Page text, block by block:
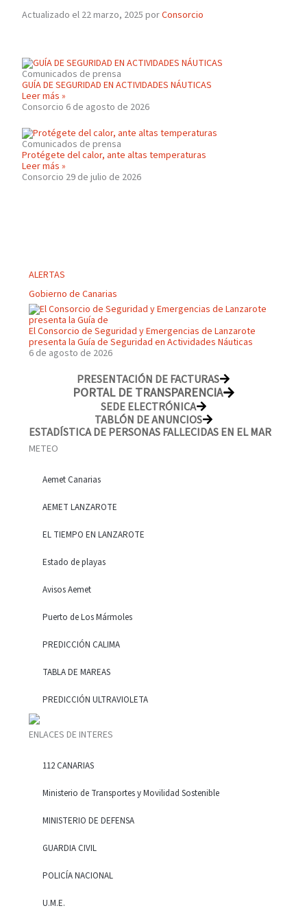
Actualizado el 22 marzo, 2025 porConsorcio
Comunicados de prensa
GUÍA DE SEGURIDAD EN ACTIVIDADES NÁUTICAS
Leer más »
Consorcio 6 de agosto de 2026
Comunicados de prensa
Protégete del calor, ante altas temperaturas
Leer más »
Consorcio 29 de julio de 2026
ALERTAS
Gobierno de Canarias
El Consorcio de Seguridad y Emergencias de Lanzarote
presenta la Guía de Seguridad en Actividades Náuticas
6 de agosto de 2026
PRESENTACIÓN DE FACTURAS
PORTAL DE TRANSPARENCIA
SEDE ELECTRÓNICA
TABLÓN DE ANUNCIOS
ESTADÍSTICA DE PERSONAS FALLECIDAS EN EL MAR
METEO
Aemet Canarias
AEMET LANZAROTE
EL TIEMPO EN LANZAROTE
Estado de playas
Avisos Aemet
Puerto de Los Mármoles
PREDICCIÓN CALIMA
TABLA DE MAREAS
PREDICCIÓN ULTRAVIOLETA
ENLACES DE INTERES
112 CANARIAS
Ministerio de Transportes y Movilidad Sostenible
MINISTERIO DE DEFENSA
GUARDIA CIVIL
POLICÍA NACIONAL
U.M.E.